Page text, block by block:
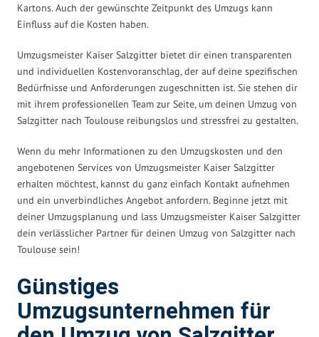
Kartons. Auch der gewünschte Zeitpunkt des Umzugs kann
Einfluss auf die Kosten haben.
Umzugsmeister Kaiser Salzgitter bietet dir einen transparenten
und individuellen Kostenvoranschlag, der auf deine spezifischen
Bedürfnisse und Anforderungen zugeschnitten ist. Sie stehen dir
mit ihrem professionellen Team zur Seite, um deinen Umzug von
Salzgitter nach Toulouse reibungslos und stressfrei zu gestalten.
Wenn du mehr Informationen zu den Umzugskosten und den
angebotenen Services von Umzugsmeister Kaiser Salzgitter
erhalten möchtest, kannst du ganz einfach Kontakt aufnehmen
und ein unverbindliches Angebot anfordern. Beginne jetzt mit
deiner Umzugsplanung und lass Umzugsmeister Kaiser Salzgitter
dein verlässlicher Partner für deinen Umzug von Salzgitter nach
Toulouse sein!
Günstiges
Umzugsunternehmen für